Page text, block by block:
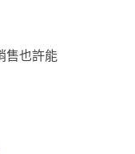
售也許能